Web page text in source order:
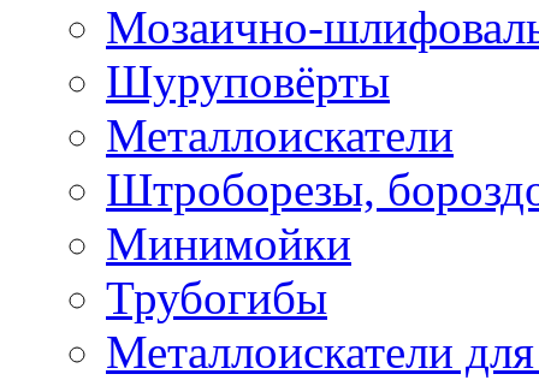
Мозаично-
Шуруповёрты
Металлоискатели
Штроборезы,
Минимойки
Трубогибы
Металлоискатели